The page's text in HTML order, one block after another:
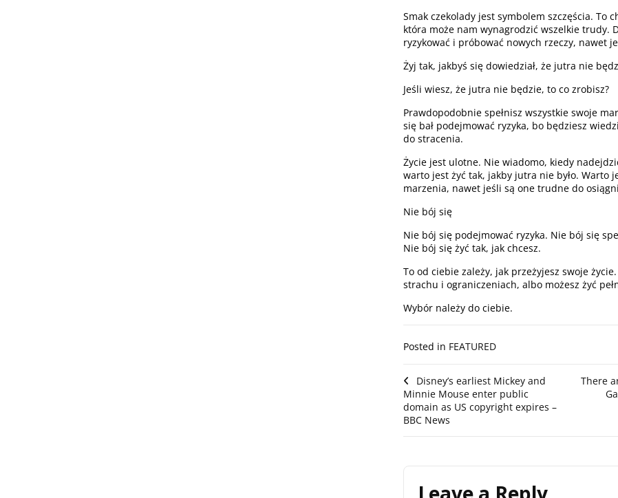
Smak czekolady jest symbolem szczęścia. To
która może nam wynagrodzić wszelkie trudy.
ryzykować i próbować nowych rzeczy, nawet
Żyj tak, jakbyś się dowiedział, że jutra nie
Jeśli wiesz, że jutra nie będzie, to co zrobisz?
Prawdopodobnie spełnisz wszystkie swoje
się bał podejmować ryzyka, bo będziesz
do stracenia.
Życie jest ulotne. Nie wiadomo, kiedy
warto jest żyć tak, jakby jutra nie było. Warto
marzenia, nawet jeśli są one trudne do
Nie bój się
Nie bój się podejmować ryzyka. Nie bój się
Nie bój się żyć tak, jak chcesz.
To od ciebie zależy, jak przeżyjesz swoje
strachu i ograniczeniach, albo możesz żyć
Wybór należy do ciebie.
Posted in FEATURED
Post
navigation
Disney’s earliest Mickey and
Minnie Mouse enter public
domain as US copyright expires –
BBC News
There